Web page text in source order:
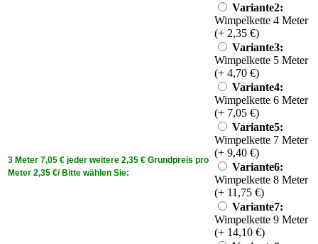
3 Meter 7,05 € jeder weitere 2,35 € Grundpreis pro
Meter 2,35 €/ Bitte wählen Sie:
Variante2:
Wimpelkette 4 Meter
(+ 2,35 €)
Variante3:
Wimpelkette 5 Meter
(+ 4,70 €)
Variante4:
Wimpelkette 6 Meter
(+ 7,05 €)
Variante5:
Wimpelkette 7 Meter
(+ 9,40 €)
Variante6:
Wimpelkette 8 Meter
(+ 11,75 €)
Variante7:
Wimpelkette 9 Meter
(+ 14,10 €)